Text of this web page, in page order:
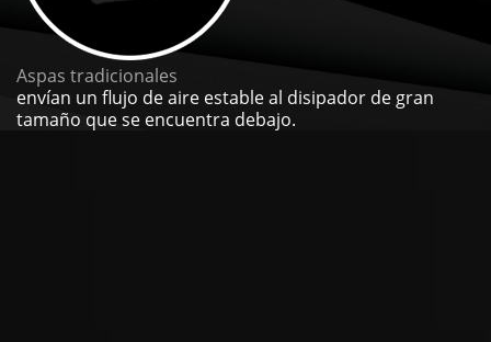
Aspas tradicionales
envían un flujo de aire estable al disipador de gran
tamaño que se encuentra debajo.